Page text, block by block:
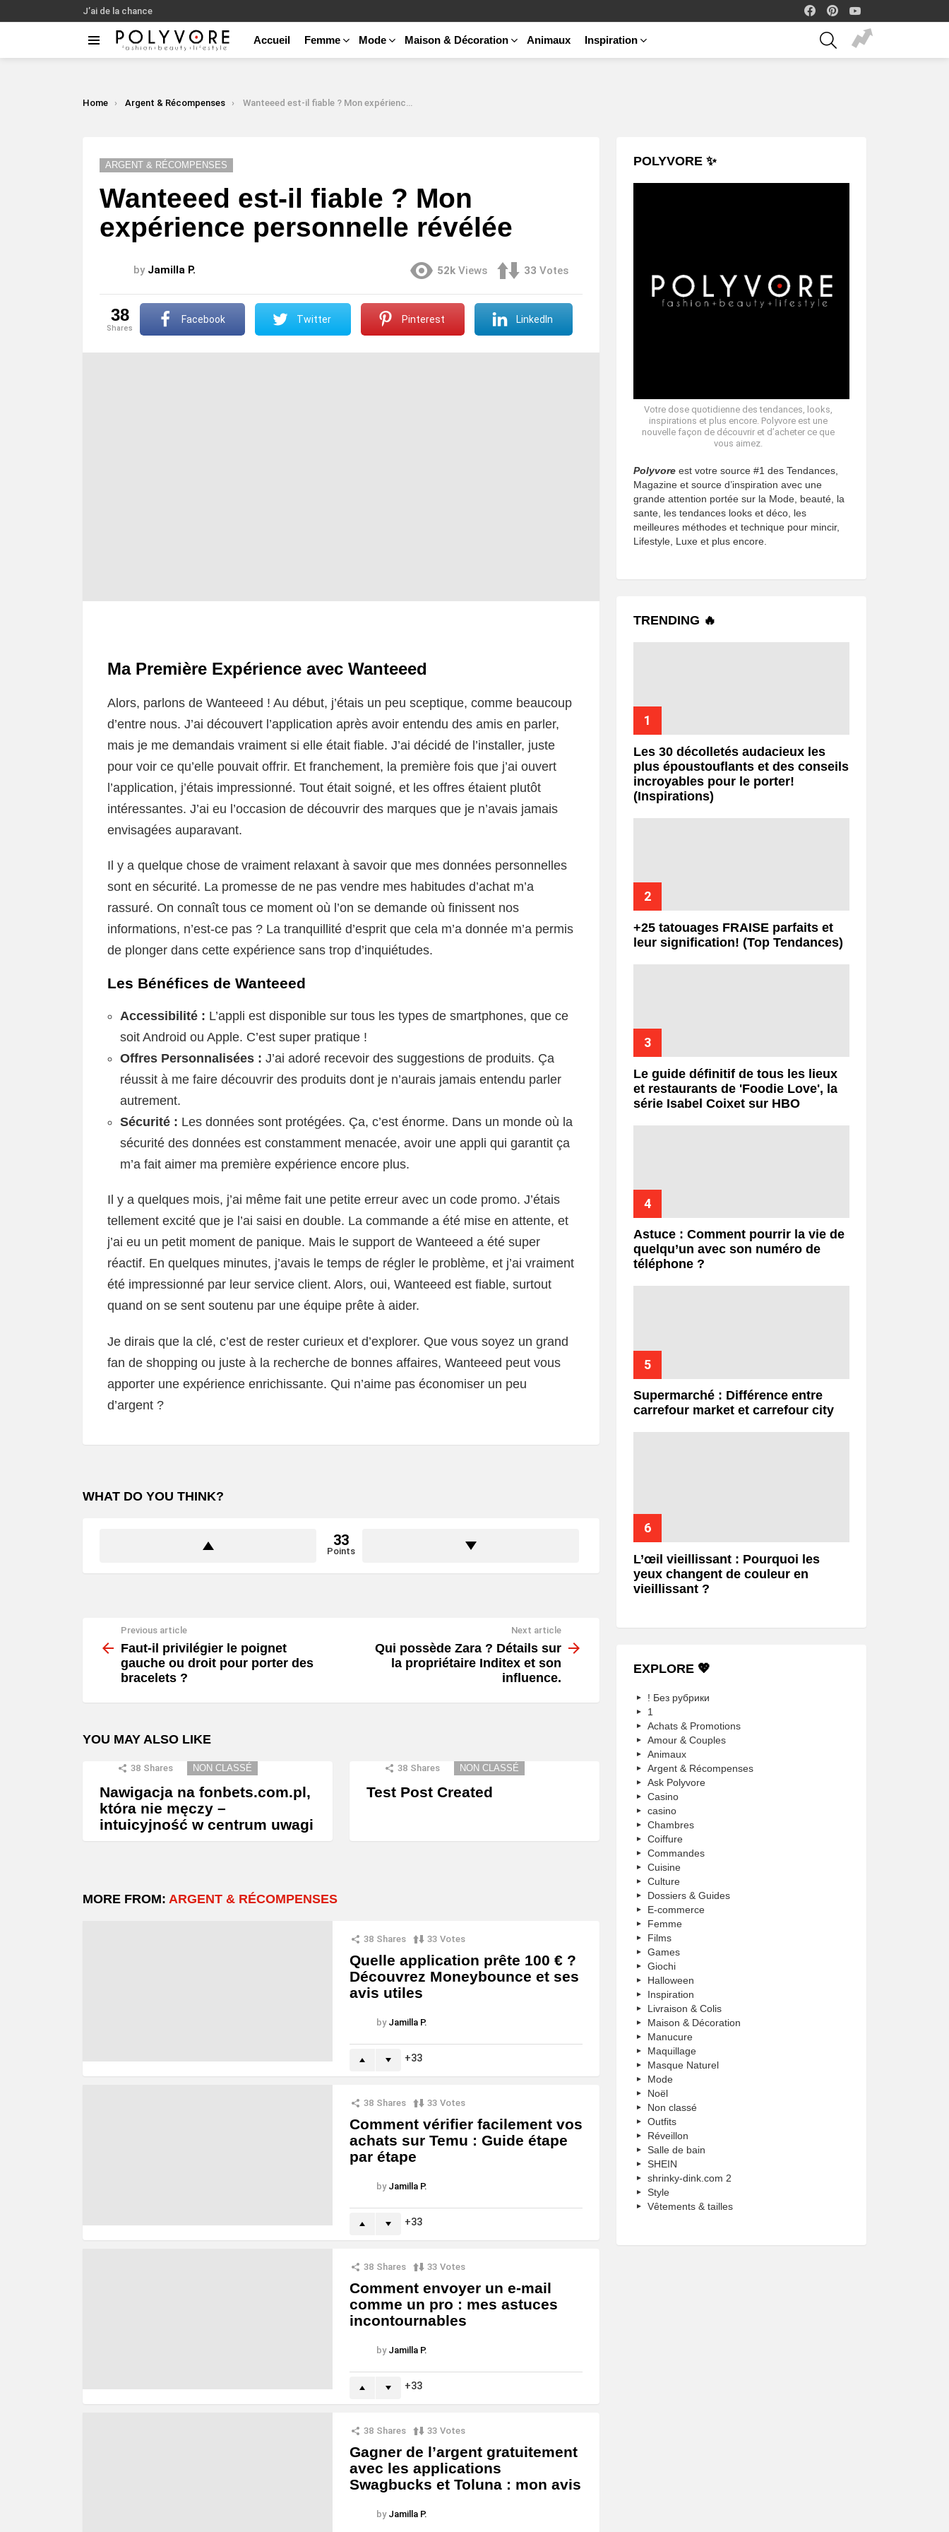
J’ai de la chance
facebook
Accueil Femme Mode Maison & Décoration Animaux Inspiration
SEARCH
You are here:
Home Argent & Récompenses Wanteeed est-il fiable ? Mon expérience personnelle révélée
ARGENT & RÉCOMPENSES
Wanteeed est-il fiable ? Mon
expérience personnelle révélée
by Jamilla P. 52k Views 33 Votes
38
shares
Facebook Twitter Pinterest LinkedIn
Ma Première Expérience avec Wanteeed
Alors, parlons de Wanteeed ! Au début, j’étais un peu sceptique, comme beaucoup
d’entre nous. J’ai découvert l’application après avoir entendu des amis en parler,
mais je me demandais vraiment si elle était fiable. J’ai décidé de l’installer, juste
pour voir ce qu’elle pouvait offrir. Et franchement, la première fois que j’ai ouvert
l’application, j’étais impressionné. Tout était soigné, et les offres étaient plutôt
intéressantes. J’ai eu l’occasion de découvrir des marques que je n’avais jamais
envisagées auparavant.
Il y a quelque chose de vraiment relaxant à savoir que mes données personnelles
sont en sécurité. La promesse de ne pas vendre mes habitudes d’achat m’a
rassuré. On connaît tous ce moment où l’on se demande où finissent nos
informations, n’est-ce pas ? La tranquillité d’esprit que cela m’a donnée m’a permis
de plonger dans cette expérience sans trop d’inquiétudes.
Les Bénéfices de Wanteeed
Accessibilité : L’appli est disponible sur tous les types de smartphones, que ce
soit Android ou Apple. C’est super pratique !
Offres Personnalisées : J’ai adoré recevoir des suggestions de produits. Ça
réussit à me faire découvrir des produits dont je n’aurais jamais entendu parler
autrement.
Sécurité : Les données sont protégées. Ça, c’est énorme. Dans un monde où la
sécurité des données est constamment menacée, avoir une appli qui garantit ça
m’a fait aimer ma première expérience encore plus.
Il y a quelques mois, j’ai même fait une petite erreur avec un code promo. J’étais
tellement excité que je l’ai saisi en double. La commande a été mise en attente, et
j’ai eu un petit moment de panique. Mais le support de Wanteeed a été super
réactif. En quelques minutes, j’avais le temps de régler le problème, et j’ai vraiment
été impressionné par leur service client. Alors, oui, Wanteeed est fiable, surtout
quand on se sent soutenu par une équipe prête à aider.
Je dirais que la clé, c’est de rester curieux et d’explorer. Que vous soyez un grand
fan de shopping ou juste à la recherche de bonnes affaires, Wanteeed peut vous
apporter une expérience enrichissante. Qui n’aime pas économiser un peu
d’argent ?
WHAT DO YOU THINK?
33
Points
more
Previous article
Faut-il privilégier le poignet
gauche ou droit pour porter des
bracelets ?
Next article
Qui possède Zara ? Détails sur
la propriétaire Inditex et son
influence.
YOU MAY ALSO LIKE
38 Shares NON CLASSÉ
Nawigacja na fonbets.com.pl,
która nie męczy –
intuicyjność w centrum uwagi
38 Shares NON CLASSÉ
Test Post Created
MORE FROM: ARGENT & RÉCOMPENSES
38 Shares 33 Votes
Quelle application prête 100 € ?
Découvrez Moneybounce et ses
avis utiles
by Jamilla P.
33
38 Shares 33 Votes
Comment vérifier facilement vos
achats sur Temu : Guide étape
par étape
by Jamilla P.
33
38 Shares 33 Votes
Comment envoyer un e-mail
comme un pro : mes astuces
incontournables
by Jamilla P.
33
38 Shares 33 Votes
Gagner de l’argent gratuitement
avec les applications
Swagbucks et Toluna : mon avis
by Jamilla P.
POLYVORE ✨
Votre dose quotidienne des tendances, looks,
inspirations et plus encore. Polyvore est une
nouvelle façon de découvrir et d’acheter ce que
vous aimez.
Polyvore est votre source #1 des Tendances,
Magazine et source d’inspiration avec une
grande attention portée sur la Mode, beauté, la
sante, les tendances looks et déco, les
meilleures méthodes et technique pour mincir,
Lifestyle, Luxe et plus encore.
TRENDING 🔥
Les 30 décolletés audacieux les
plus époustouflants et des conseils
incroyables pour le porter!
(Inspirations)
+25 tatouages ​​FRAISE parfaits et
leur signification! (Top Tendances)
Le guide définitif de tous les lieux
et restaurants de 'Foodie Love', la
série Isabel Coixet sur HBO
Astuce : Comment pourrir la vie de
quelqu’un avec son numéro de
téléphone ?
Supermarché : Différence entre
carrefour market et carrefour city
L’œil vieillissant : Pourquoi les
yeux changent de couleur en
vieillissant ?
EXPLORE 💖
! Без рубрики
1
Achats & Promotions
Amour & Couples
Animaux
Argent & Récompenses
Ask Polyvore
Casino
casino
Chambres
Coiffure
Commandes
Cuisine
Culture
Dossiers & Guides
E-commerce
Femme
Films
Games
Giochi
Halloween
Inspiration
Livraison & Colis
Maison & Décoration
Manucure
Maquillage
Masque Naturel
Mode
Noël
Non classé
Outfits
Réveillon
Salle de bain
SHEIN
shrinky-dink.com 2
Style
Vêtements & tailles